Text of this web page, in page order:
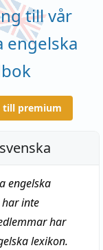
till vår
engelska
till premium
engelska
inte
har
lexikon.